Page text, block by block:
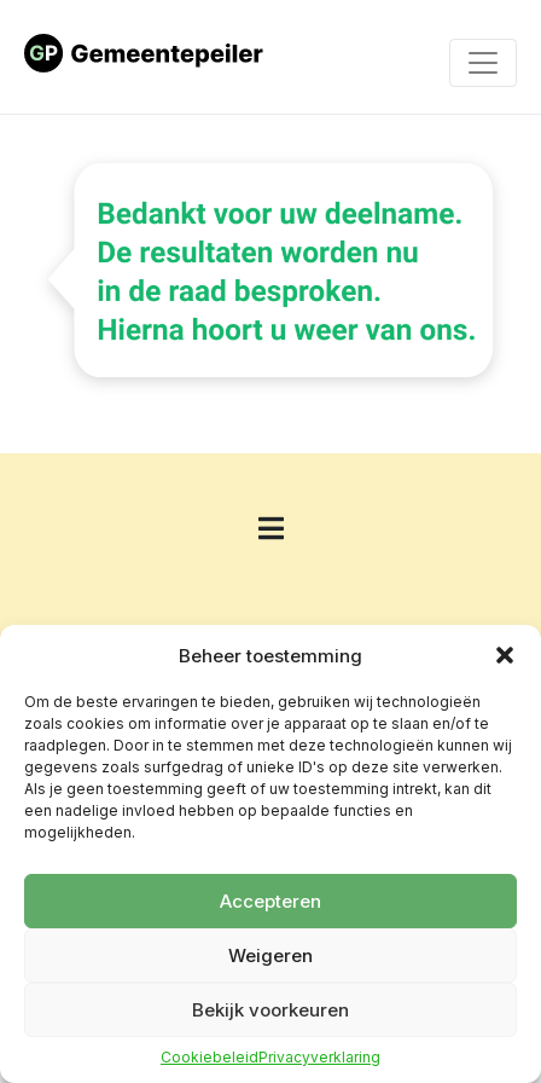
Beheer toestemming
Om de beste ervaringen te bieden, gebruiken wij technologieën
zoals cookies om informatie over je apparaat op te slaan en/of te
raadplegen. Door in te stemmen met deze technologieën kunnen wij
gegevens zoals surfgedrag of unieke ID's op deze site verwerken.
Als je geen toestemming geeft of uw toestemming intrekt, kan dit
een nadelige invloed hebben op bepaalde functies en
mogelijkheden.
Accepteren
Weigeren
Bekijk voorkeuren
CookiebeleidPrivacyverklaring